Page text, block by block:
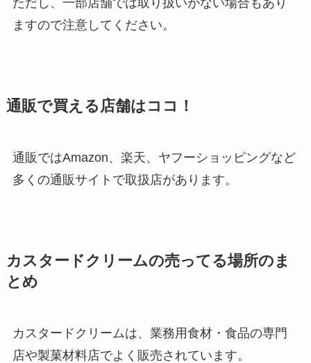
ますので注意してください。
通販で買える店舗はココ！
通販ではAmazon、楽天、ヤフーショッピングなど
多くの通販サイトで取扱店があります。
カスタードクリームの売ってる場所のま
とめ
カスタードクリームは、業務用食材・食品の専門
店や製菓材料店でよく販売されています。